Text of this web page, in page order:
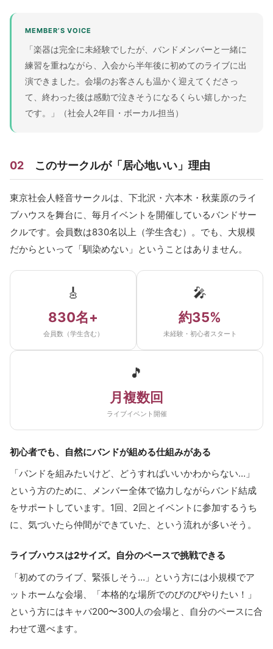
MEMBER’S VOICE
「楽器は完全に未経験でしたが、バンドメンバーと一緒に
練習を重ねながら、入会から半年後に初めてのライブに出
演できました。会場のお客さんも温かく迎えてくださっ
て、終わった後は感動で泣きそうになるくらい嬉しかった
です。」（社会人2年目・ボーカル担当）
02 このサークルが「居心地いい」理由
東京社会人軽音サークルは、下北沢・六本木・秋葉原のライ
ブハウスを舞台に、毎月イベントを開催しているバンドサー
クルです。会員数は830名以上（学生含む）。でも、大規模
だからといって「馴染めない」ということはありません。
🎸
830名+
会員数（学生含む）
🎤
約35%
未経験・初心者スタート
🎵
月複数回
ライブイベント開催
初心者でも、自然にバンドが組める仕組みがある
「バンドを組みたいけど、どうすればいいかわからない…」
という方のために、メンバー全体で協力しながらバンド結成
をサポートしています。1回、2回とイベントに参加するうち
に、気づいたら仲間ができていた、という流れが多いそう。
ライブハウスは2サイズ。自分のペースで挑戦できる
「初めてのライブ、緊張しそう…」という方には小規模でア
ットホームな会場、「本格的な場所でのびのびやりたい！」
という方にはキャパ200〜300人の会場と、自分のペースに合
わせて選べます。